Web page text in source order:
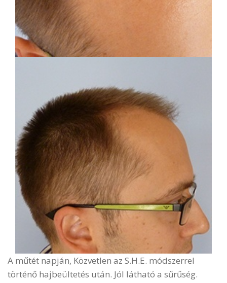
A műtét napján, Közvetlen az S.H.E. módszerrel
történő hajbeültetés után. Jól látható a sűrűség.